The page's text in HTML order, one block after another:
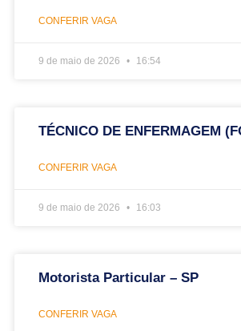
CONFERIR VAGA
9 de maio de 2026 16:54
TÉCNICO DE ENFERMAGEM
CONFERIR VAGA
9 de maio de 2026 16:03
Motorista Particular – SP
CONFERIR VAGA